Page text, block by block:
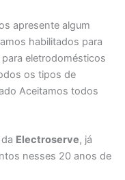
apresente algum
habilitados para
eletrodomésticos
os tipos de
Aceitamos todos
Electroserve, já
nesses 20 anos de